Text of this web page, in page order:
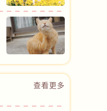
查看更多